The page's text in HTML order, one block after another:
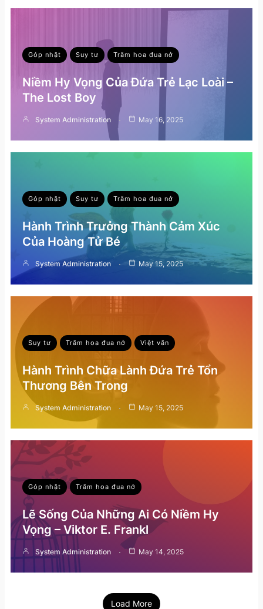
Góp nhặt Suy tư Trăm hoa đua nở
Niềm Hy Vọng Của Đứa Trẻ Lạc Loài –
The Lost Boy
System Administration May 16, 2025
Góp nhặt Suy tư Trăm hoa đua nở
Hành Trình Trưởng Thành Cảm Xúc
Của Hoàng Tử Bé
System Administration May 15, 2025
Suy tư Trăm hoa đua nở Việt văn
Hành Trình Chữa Lành Đứa Trẻ Tổn
Thương Bên Trong
System Administration May 15, 2025
Góp nhặt Trăm hoa đua nở
Lẽ Sống Của Những Ai Có Niềm Hy
Vọng – Viktor E. Frankl
System Administration May 14, 2025
Load More